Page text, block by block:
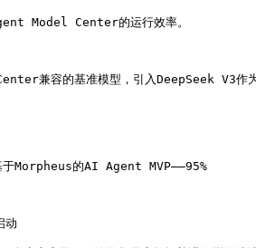
Model Center的运行效率。
兼容的基准模型，引入DeepSeek V3作为
于Morpheus的AI Agent MVP——95%
动